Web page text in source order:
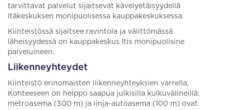
tarvittavat palvelut sijaitsevat kävelyetäisyydellä
Itäkeskuksen monipuolisessa kauppakeskuksessa.
Kiinteistössä sijaitsee ravintola ja välittömässä
läheisyydessä on kauppakeskus Itis monipuolisine
palveluineen.
Liikenneyhteydet
Kiinteistö erinomaisten liikenneyhteyksien varrella.
Kohteeseen on helppo saapua julkisilla kulkuvälineillä:
metroasema (300 m) ja linja-autoasema (100 m) ovat